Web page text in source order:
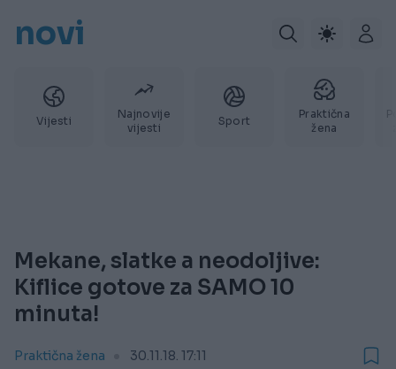
novi
Vijesti
Najnovije
vijesti
Sport
Praktična
žena
Mekane, slatke a neodoljive:
Kiflice gotove za SAMO 10
minuta!
Praktična žena 30.11.18. 17:11